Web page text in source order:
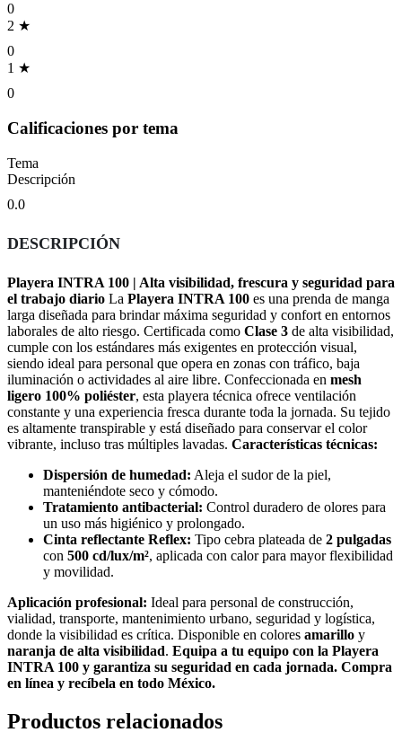
0
2 ★
0
1 ★
0
Calificaciones por tema
Tema
Descripción
0.0
DESCRIPCIÓN
Playera INTRA 100 | Alta visibilidad, frescura y seguridad para
el trabajo diario La Playera INTRA 100 es una prenda de manga
larga diseñada para brindar máxima seguridad y confort en entornos
laborales de alto riesgo. Certificada como Clase 3 de alta visibilidad,
cumple con los estándares más exigentes en protección visual,
siendo ideal para personal que opera en zonas con tráfico, baja
iluminación o actividades al aire libre. Confeccionada en mesh
ligero 100% poliéster, esta playera técnica ofrece ventilación
constante y una experiencia fresca durante toda la jornada. Su tejido
es altamente transpirable y está diseñado para conservar el color
vibrante, incluso tras múltiples lavadas. Características técnicas:
Dispersión de humedad: Aleja el sudor de la piel,
manteniéndote seco y cómodo.
Tratamiento antibacterial: Control duradero de olores para
un uso más higiénico y prolongado.
Cinta reflectante Reflex: Tipo cebra plateada de 2 pulgadas
con 500 cd/lux/m², aplicada con calor para mayor flexibilidad
y movilidad.
Aplicación profesional: Ideal para personal de construcción,
vialidad, transporte, mantenimiento urbano, seguridad y logística,
donde la visibilidad es crítica. Disponible en colores amarillo y
naranja de alta visibilidad. Equipa a tu equipo con la Playera
INTRA 100 y garantiza su seguridad en cada jornada. Compra
en línea y recíbela en todo México.
Productos relacionados